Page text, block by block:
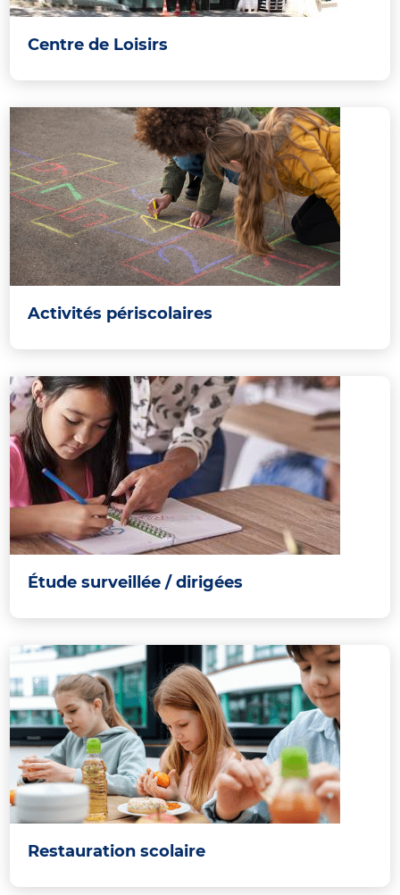
Centre de Loisirs
Activités périscolaires
Étude surveillée / dirigées
Restauration scolaire